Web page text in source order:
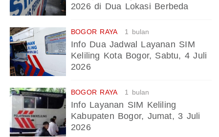
2026 di Dua Lokasi Berbeda
BOGOR RAYA 1 bulan
Info Dua Jadwal Layanan SIM
Keliling Kota Bogor, Sabtu, 4 Juli
2026
BOGOR RAYA 1 bulan
Info Layanan SIM Keliling
Kabupaten Bogor, Jumat, 3 Juli
2026